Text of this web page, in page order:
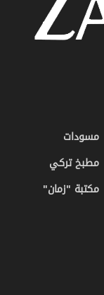
مسودات
مطبخ تركي
مكتبة "زمان"